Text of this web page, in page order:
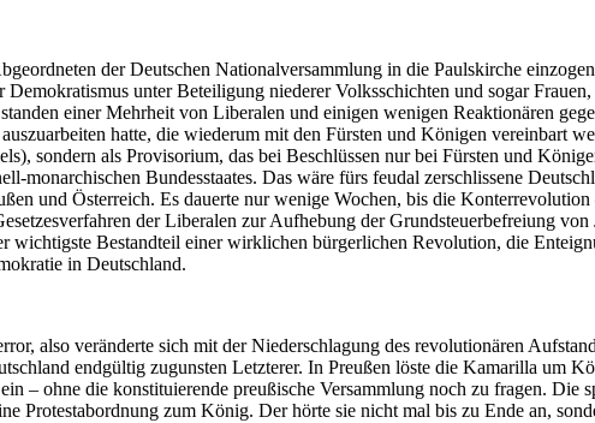
der Deutschen Nationalversammlung in die Paulskirche
unter Beteiligung niederer Volksschichten und sogar
einer Mehrheit von Liberalen und einigen wenigen Reaktionären
hatte, die wiederum mit den Fürsten und Königen vereinbart
sondern als Provisorium, das bei Beschlüssen nur bei Fürsten und
monarchischen Bundesstaates. Das wäre fürs feudal zerschlissene
und Österreich. Es dauerte nur wenige Wochen, bis die
der Liberalen zur Aufhebung der Grundsteuerbefreiung
wichtigste Bestandteil einer wirklichen bürgerlichen Revolution, die
in Deutschland.
also veränderte sich mit der Niederschlagung des revolutionären
endgültig zugunsten Letzterer. In Preußen löste die Kamarilla um
– ohne die konstituierende preußische Versammlung noch zu fragen.
Protestabordnung zum König. Der hörte sie nicht mal bis zu Ende an,